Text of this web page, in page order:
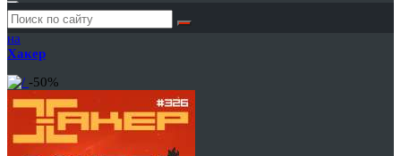
Годовая
подписка
на
Хакер
-50%